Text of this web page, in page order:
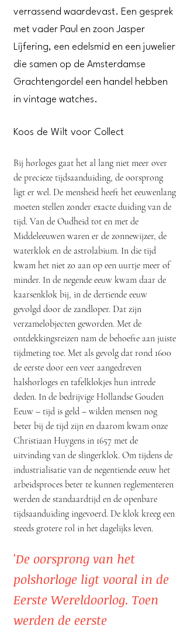
verrassend waardevast. Een gesprek
met vader Paul en zoon Jasper
Lijfering, een edelsmid en een juwelier
die samen op de Amsterdamse
Grachtengordel een handel hebben
in vintage watches.
Koos de Wilt voor Collect
Bij horloges gaat het al lang niet meer over
de precieze tijdsaanduiding, de oorsprong
ligt er wel. De mensheid heeft het eeuwenlang
moeten stellen zonder exacte duiding van de
tijd. Van de Oudheid tot en met de
Middeleeuwen waren er de zonnewijzer, de
waterklok en de astrolabium. In die tijd
kwam het niet zo aan op een uurtje meer of
minder. In de negende eeuw kwam daar de
kaarsenklok bij, in de dertiende eeuw
gevolgd door de zandloper. Dat zijn
verzamelobjecten geworden. Met de
ontdekkingsreizen nam de behoefte aan juiste
tijdmeting toe. Met als gevolg dat rond 1600
de eerste door een veer aangedreven
halshorloges en tafelklokjes hun intrede
deden. In de bedrijvige Hollandse Gouden
Eeuw – tijd is geld – wilden mensen nog
beter bij de tijd zijn en daarom kwam onze
Christiaan Huygens in 1657 met de
uitvinding van de slingerklok. Om tijdens de
industrialisatie van de negentiende eeuw het
arbeidsproces beter te kunnen reglementeren
werden de standaardtijd en de openbare
tijdsaanduiding ingevoerd. De klok kreeg een
steeds grotere rol in het dagelijks leven.
'De oorsprong van het
polshorloge ligt vooral in de
Eerste Wereldoorlog. Toen
werden de eerste